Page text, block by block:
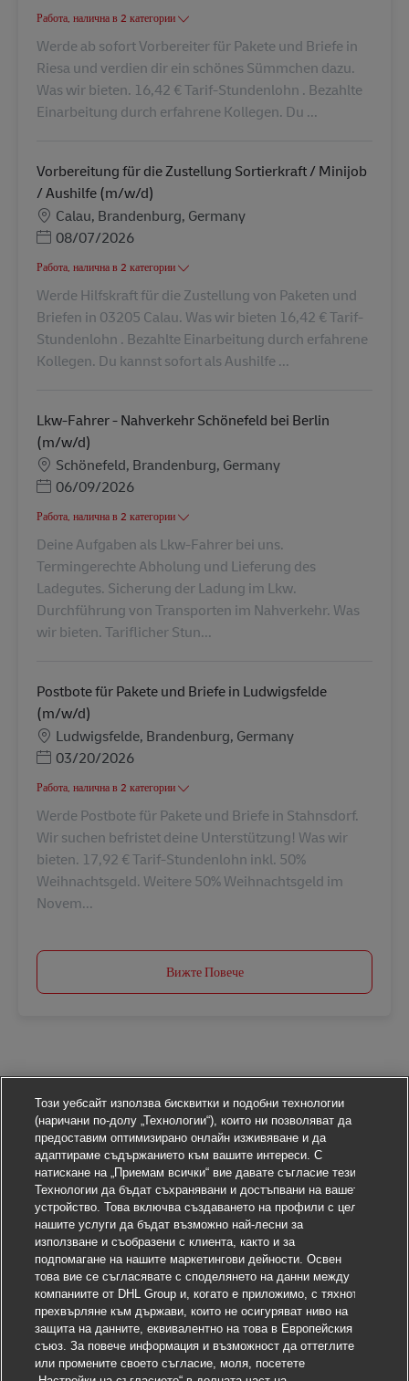
Работа, налична в 2 категории
Werde ab sofort Vorbereiter für Pakete und Briefe in
Riesa und verdien dir ein schönes Sümmchen dazu.
Was wir bieten. 16,42 € Tarif-Stundenlohn . Bezahlte
Einarbeitung durch erfahrene Kollegen. Du ...
Vorbereitung für die Zustellung Sortierkraft / Minijob
/ Aushilfe (m/w/d)
Местоположение
Calau, Brandenburg, Germany
Posted Date
08/07/2026
Работа, налична в 2 категории
Werde Hilfskraft für die Zustellung von Paketen und
Briefen in 03205 Calau. Was wir bieten 16,42 € Tarif-
Stundenlohn . Bezahlte Einarbeitung durch erfahrene
Kollegen. Du kannst sofort als Aushilfe ...
Lkw-Fahrer - Nahverkehr Schönefeld bei Berlin
(m/w/d)
Местоположение
Schönefeld, Brandenburg, Germany
Posted Date
06/09/2026
Работа, налична в 2 категории
Deine Aufgaben als Lkw-Fahrer bei uns.
Termingerechte Abholung und Lieferung des
Ladegutes. Sicherung der Ladung im Lkw.
Durchführung von Transporten im Nahverkehr. Was
wir bieten. Tariflicher Stun...
Postbote für Pakete und Briefe in Ludwigsfelde
(m/w/d)
Местоположение
Ludwigsfelde, Brandenburg, Germany
Posted Date
03/20/2026
Работа, налична в 2 категории
Werde Postbote für Pakete und Briefe in Stahnsdorf.
Wir suchen befristet deine Unterstützung! Was wir
bieten. 17,92 € Tarif-Stundenlohn inkl. 50%
Weihnachtsgeld. Weitere 50% Weihnachtsgeld im
Novem...
Вижте Повече
Този уебсайт използва бисквитки и подобни технологии
(наричани по-долу „Технологии“), които ни позволяват да
предоставим оптимизирано онлайн изживяване и да
адаптираме съдържанието към вашите интереси. С
натискане на „Приемам всички“ вие давате съгласие тези
Технологии да бъдат съхранявани и достъпвани на вашето
устройство. Това включва създаването на профили с цел
нашите услуги да бъдат възможно най-лесни за
използване и съобразени с клиента, както и за
подпомагане на нашите маркетингови дейности. Освен
това вие се съгласявате с споделянето на данни между
компаниите от DHL Group и, когато е приложимо, с тяхното
прехвърляне към държави, които не осигуряват ниво на
защита на данните, еквивалентно на това в Европейския
съюз. За повече информация и възможност да оттеглите
или промените своето съгласие, моля, посетете